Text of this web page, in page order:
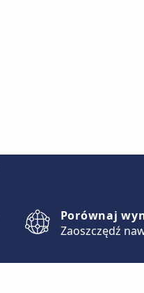
Porównaj
Zaoszczędź